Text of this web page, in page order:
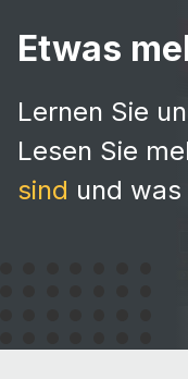
Etwas
Lernen Sie
Lesen Sie
sind und